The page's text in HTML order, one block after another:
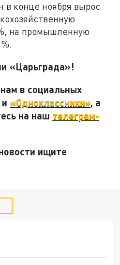
в конце ноября вырос
на промышленную
«Царьграда»!
в социальных
и «Одноклассники», а
на наш телеграм-
ищите